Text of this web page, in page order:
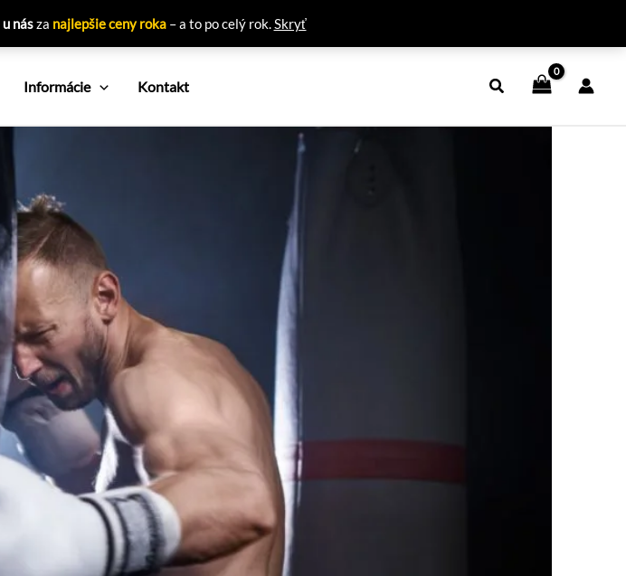
u násza najlepšie ceny roka– a to po celý rok.Skryť
Informácie Kontakt